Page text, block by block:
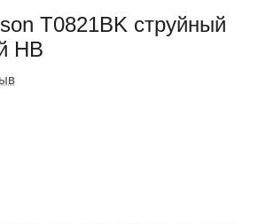
T0821BK струйный
HB